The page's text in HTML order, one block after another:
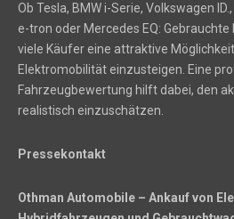
Ob Tesla, BMW i-Serie, Volkswagen
e-tron oder Mercedes EQ:
viele Käufer eine attraktive
Elektromobilität einzusteigen. Eine
Fahrzeugbewertung hilft dabei, den
realistisch einzuschätzen.
Pressekontakt
Othman Automobile – Ankauf von